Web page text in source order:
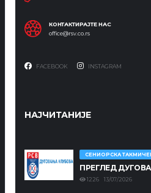
КОНТАКТИРАЈТЕ НАС
office@rsv.co.rs
FACEBOOK INSTAGRAM
НАЈЧИТАНИЈЕ
СЕНИОРСКА
ПРЕГЛЕД
1226 13/07/2026